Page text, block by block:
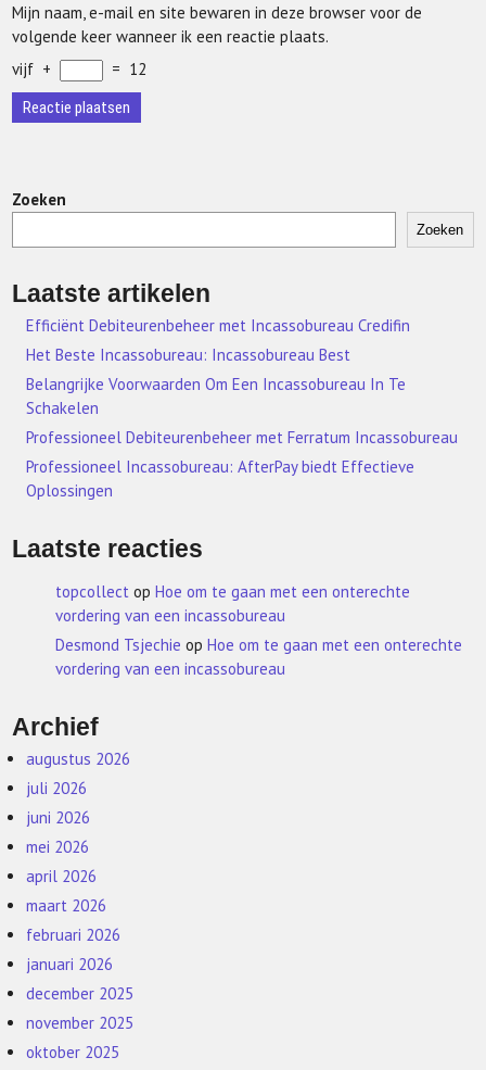
Mijn naam, e-mail en site bewaren in deze browser voor de
volgende keer wanneer ik een reactie plaats.
vijf + = 12
Zoeken
Zoeken
Laatste artikelen
Efficiënt Debiteurenbeheer met Incassobureau Credifin
Het Beste Incassobureau: Incassobureau Best
Belangrijke Voorwaarden Om Een Incassobureau In Te
Schakelen
Professioneel Debiteurenbeheer met Ferratum Incassobureau
Professioneel Incassobureau: AfterPay biedt Effectieve
Oplossingen
Laatste reacties
topcollect opHoe om te gaan met een onterechte
vordering van een incassobureau
Desmond Tsjechie opHoe om te gaan met een onterechte
vordering van een incassobureau
Archief
augustus 2026
juli 2026
juni 2026
mei 2026
april 2026
maart 2026
februari 2026
januari 2026
december 2025
november 2025
oktober 2025